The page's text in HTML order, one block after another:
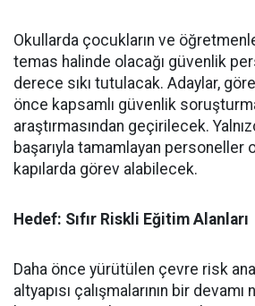
​Okullarda çocukların ve
temas halinde olacağı güvenlik
derece sıkı tutulacak. Adaylar,
önce kapsamlı güvenlik
araştırmasından geçirilecek.
başarıyla tamamlayan personeller
kapılarda görev alabilecek.
Hedef: Sıfır Riskli Eğitim Alanları
​Daha önce yürütülen çevre risk
altyapısı çalışmalarının bir